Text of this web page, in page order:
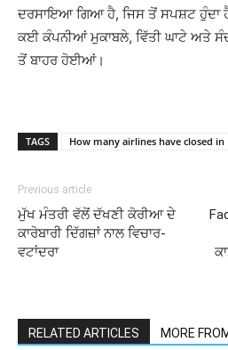
ਦਰਸਾਇਆ ਗਿਆ ਹੈ, ਜਿਸ ਤੋਂ ਸਪਸ਼ਟ ਹੁੰਦਾ ਹੈ
ਕਈ ਕੰਪਨੀਆਂ ਮੁਕਾਬਲੇ, ਵਿੱਤੀ ਘਾਟੇ ਅਤੇ
ਤੋਂ ਬਾਹਰ ਹੋਈਆਂ।
TAGS How many airlines have closed in
Previous article
ਮੁੱਖ ਮੰਤਰੀ ਵੱਲੋਂ ਦੱਖਣੀ ਕੋਰੀਆ ਦੇ
ਕਾਰੋਬਾਰੀ ਦਿੱਗਜ਼ਾਂ ਨਾਲ ਵਿਚਾਰ-
ਵਟਾਂਦਰਾ
RELATED ARTICLES MORE